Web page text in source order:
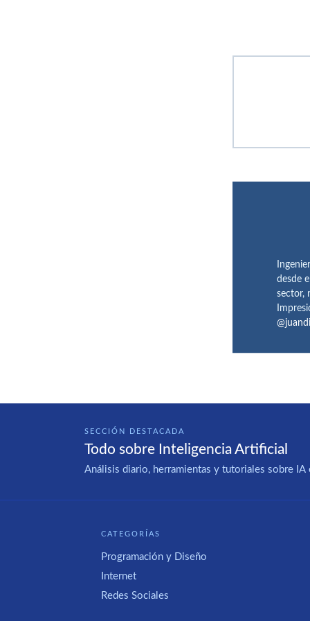
desde
sector,
SECCIÓN DESTACADA
Todo sobre Inteligencia Artificial
Análisis diario, herramientas y tutoriales sobre
CATEGORÍAS
Programación y Diseño
Internet
Redes Sociales